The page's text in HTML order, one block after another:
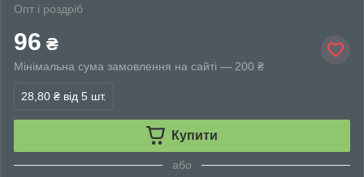
Опт і роздріб
96 ₴
Мінімальна сума замовлення на сайті — 200 ₴
28,80 ₴ від 5 шт.
Купити
або